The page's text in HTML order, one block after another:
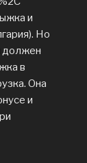
и
Но
должен
в
Она
и